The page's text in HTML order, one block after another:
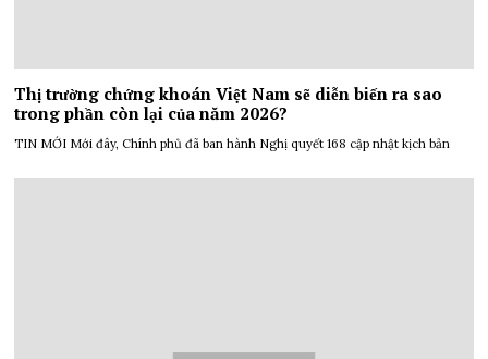
Thị trường chứng khoán Việt Nam sẽ diễn biến ra sao
trong phần còn lại của năm 2026?
TIN MỚI Mới đây, Chính phủ đã ban hành Nghị quyết 168 cập nhật kịch bản